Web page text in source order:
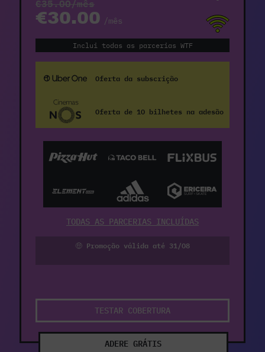
€35.00/mês
€30.00 /mês
Inclui todas as parcerias WTF
Oferta da subscrição
Oferta de 10 bilhetes na adesão
TODAS AS PARCERIAS INCLUÍDAS
🤑 Promoção válida até 31/08
TESTAR COBERTURA
ADERE GRÁTIS